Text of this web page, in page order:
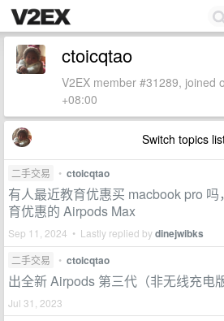
ctoicqtao
V2EX member #31289, joined
+08:00
Switch topics
二手交易 • ctoicqtao
有人最近教育优惠买 macbook pro
育优惠的 Airpods Max
Sep 11, 2024 • Lastly replied bydinejwibks
二手交易 • ctoicqtao
出全新 Airpods 第三代（非无线充电版
Jul 31, 2023